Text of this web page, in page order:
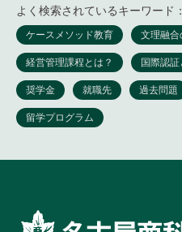
よく検索されているキーワード：